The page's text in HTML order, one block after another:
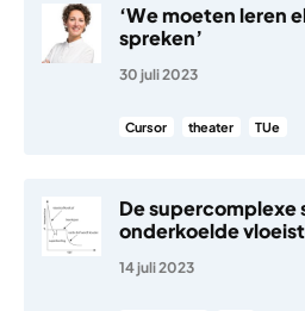
‘We moeten leren
spreken’
30 juli 2023
Cursor theater TUe
De supercomplexe
onderkoelde
14 juli 2023